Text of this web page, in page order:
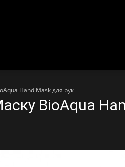
Hand Mask для рук
BioAqua